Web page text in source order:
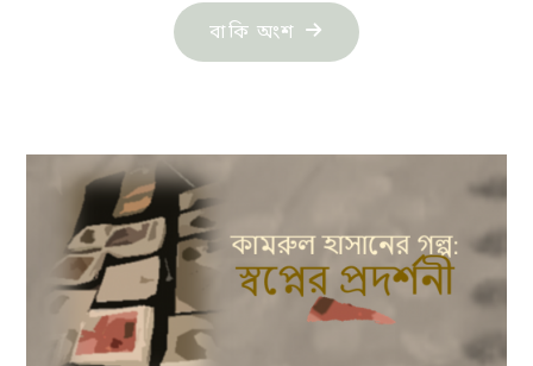
বাকি অংশ "কামরুল
হাসানের